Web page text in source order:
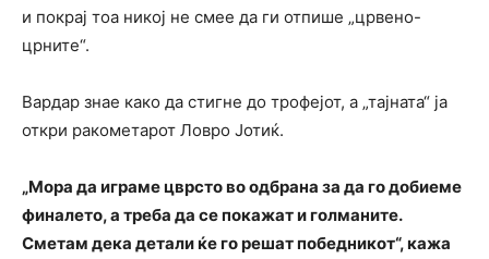
и покрај тоа никој не смее да ги отпише „црвено-
црните“.
Вардар знае како да стигне до трофејот, а „тајната“ ја
откри ракометарот Ловро Јотиќ.
„Мора да играме цврсто во одбрана за да го добиеме
финалето, а треба да се покажат и голманите.
Сметам дека детали ќе го решат победникот“, кажа